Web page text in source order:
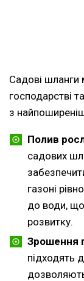
Садові шланги
господарстві
з
Полив
садових
газоні
до води,
розвитку.
Зрошення
підходять